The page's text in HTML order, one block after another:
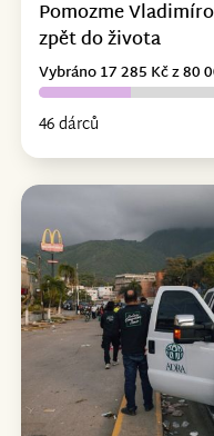
Pomozme
zpět do života
46 dárců
Vybráno 17 285 Kč z 80